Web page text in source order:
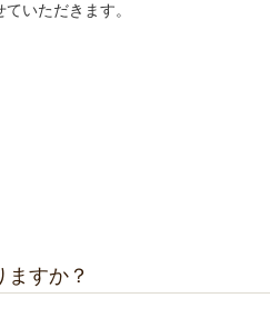
いただきます。
すか？